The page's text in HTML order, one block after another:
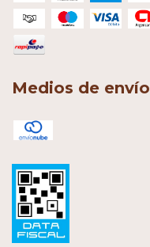
Medios de envío